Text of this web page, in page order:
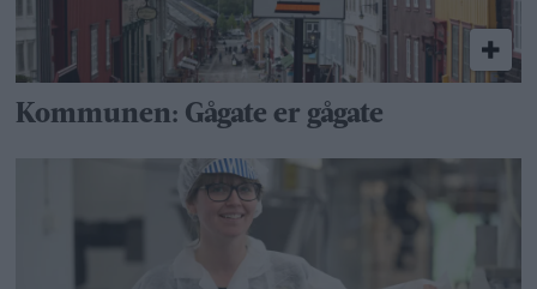
Kommunen: Gågate er gågate